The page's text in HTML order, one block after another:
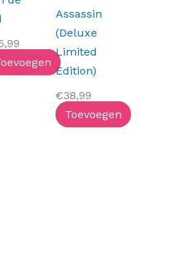
Assassin
(Deluxe
Limited
Edition)
€38,99
Toevoegen